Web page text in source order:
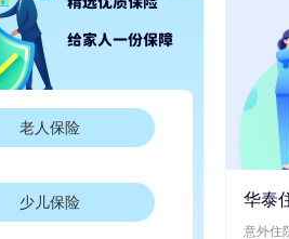
老人保险
少儿保险 华泰
意外住